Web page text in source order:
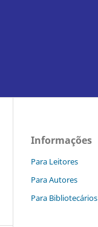
Informações
Para Leitores
Para Autores
Para Bibliotecários